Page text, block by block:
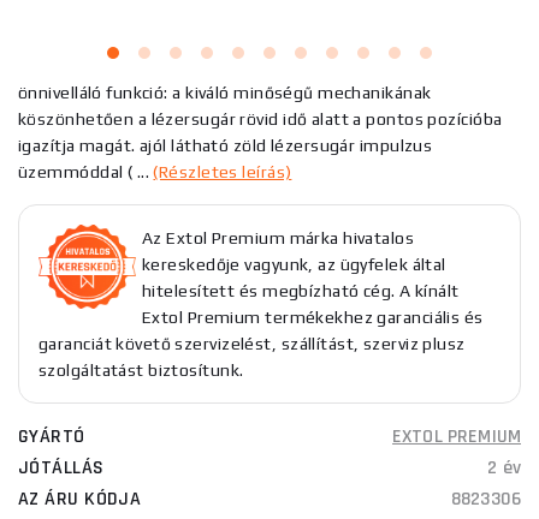
önnivelláló funkció: a kiváló minőségű mechanikának
köszönhetően a lézersugár rövid idő alatt a pontos pozícióba
igazítja magát. ajól látható zöld lézersugár impulzus
üzemmóddal ( ...(Részletes leírás)
Az Extol Premium márka hivatalos
kereskedője vagyunk, az ügyfelek által
hitelesített és megbízható cég. A kínált
Extol Premium termékekhez garanciális és
garanciát követő szervizelést, szállítást, szerviz plusz
szolgáltatást biztosítunk.
GYÁRTÓ
EXTOL PREMIUM
JÓTÁLLÁS
2 év
AZ ÁRU KÓDJA
8823306